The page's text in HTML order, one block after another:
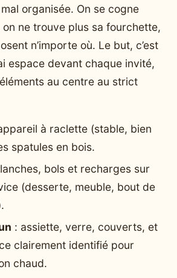
organisée. On se cogne
ne trouve plus sa fourchette,
n’importe où. Le but, c’est
espace devant chaque invité,
au centre au strict
à raclette (stable, bien
spatules en bois.
bols et recharges sur
(desserte, meuble, bout de
: assiette, verre, couverts, et
clairement identifié pour
chaud.